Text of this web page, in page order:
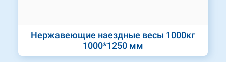
Нержавеющие наездные весы 1000кг
1000*1250 мм